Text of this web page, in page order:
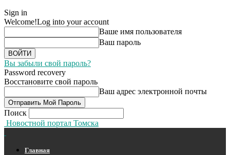
Sign in
Welcome!Log into your account
Ваше имя пользователя
Ваш пароль
Вы забыли свой пароль?
Password recovery
Восстановите свой пароль
Ваш адрес электронной почты
Поиск
Новостной портал Томска
Главная